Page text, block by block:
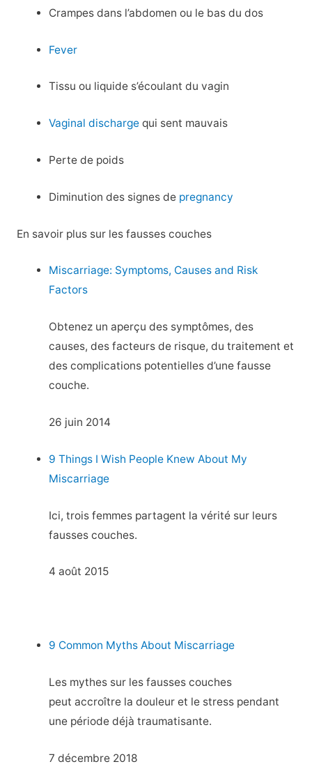
Crampes dans l’abdomen ou le bas du dos
Fever
Tissu ou liquide s’écoulant du vagin
Vaginal discharge qui sent mauvais
Perte de poids
Diminution des signes de pregnancy
En savoir plus sur les fausses couches
Miscarriage: Symptoms, Causes and Risk
Factors
Obtenez un aperçu des symptômes, des
causes, des facteurs de risque, du traitement et
des complications potentielles d’une fausse
couche.
26 juin 2014
9 Things I Wish People Knew About My
Miscarriage
Ici, trois femmes partagent la vérité sur leurs
fausses couches.
4 août 2015
9 Common Myths About Miscarriage
Les mythes sur les fausses couches
peut accroître la douleur et le stress pendant
une période déjà traumatisante.
7 décembre 2018